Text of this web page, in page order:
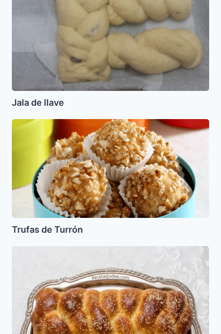
Jala de llave
Trufas
Trufas de Turrón
Pan